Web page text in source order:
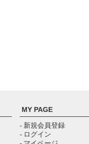
MY PAGE
- 新規会員登録
- ログイン